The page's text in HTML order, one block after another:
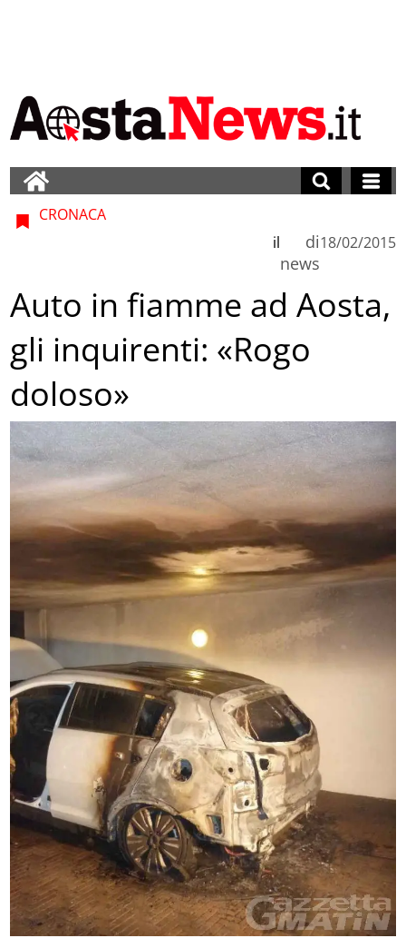
CRONACA
di
news
il 18/02/2015
Auto in fiamme ad Aosta,
gli inquirenti: «Rogo
doloso»